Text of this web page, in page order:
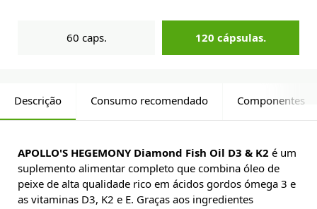
60 caps. 120 cápsulas.
Descrição Consumo recomendado Componentes
APOLLO'S HEGEMONY Diamond Fish Oil D3 & K2 é um
suplemento alimentar completo que combina óleo de
peixe de alta qualidade rico em ácidos gordos ómega 3 e
as vitaminas D3, K2 e E. Graças aos ingredientes